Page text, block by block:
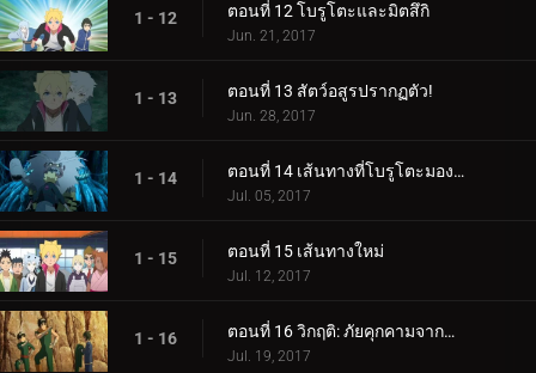
1 - 12 ตอนที่ 12 โบรูโตะและมิตสึกิ
Jun. 21, 2017
1 - 13 ตอนที่ 13 สัตว์อสูรปรากฏตัว!
Jun. 28, 2017
1 - 14 ตอนที่ 14 เส้นทางที่โบรูโตะมองเห็น
Jul. 05, 2017
1 - 15 ตอนที่ 15 เส้นทางใหม่
Jul. 12, 2017
1 - 16 ตอนที่ 16 วิกฤติ: ภัยคุกคามจากความล้มเหลว!
Jul. 19, 2017